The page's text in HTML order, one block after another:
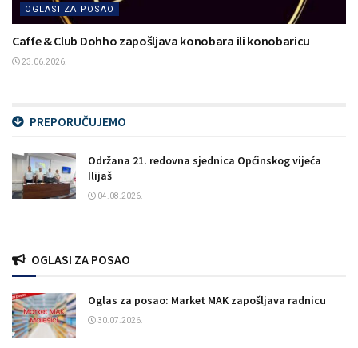
OGLASI ZA POSAO
Caffe & Club Dohho zapošljava konobara ili konobaricu
23.06.2026.
PREPORUČUJEMO
Održana 21. redovna sjednica Općinskog vijeća
Ilijaš
04.08.2026.
OGLASI ZA POSAO
Oglas za posao: Market MAK zapošljava radnicu
30.07.2026.